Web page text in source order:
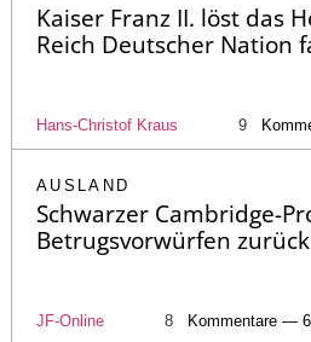
Kaiser Franz II. löst das
Reich Deutscher Nation
Hans-Christof Kraus 9
AUSLAND
Schwarzer Cambridge-
Betrugsvorwürfen zurück
JF-Online 8 Kommentare —